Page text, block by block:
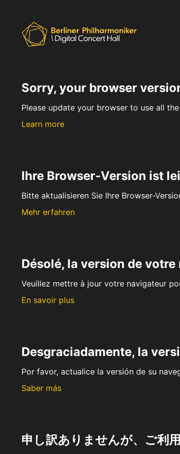
Sorry, your browser
Please update your browser to use all
Learn more
Ihre Browser-Version ist
Bitte aktualisieren Sie Ihre Browser-
Mehr erfahren
Désolé, la version de
Veuillez mettre à jour votre navigateur
En savoir plus
Desgraciadamente, la
Por favor, actualice la versión de su
Saber más
申し訳ありませんが、ご利